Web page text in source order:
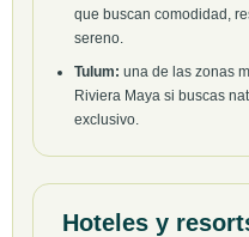
que buscan comodidad,
sereno.
Tulum: una de las zonas
Riviera Maya si buscas
exclusivo.
Hoteles y